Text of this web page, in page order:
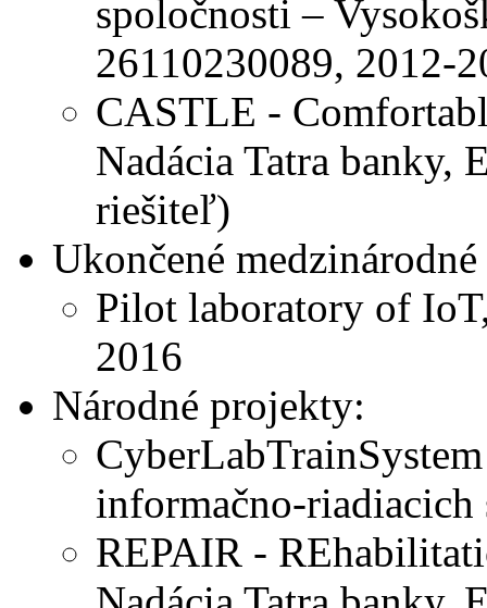
spoločnosti –
26110230089, 2012-
CASTLE -
Nadácia Tatra banky,
riešiteľ)
Ukončené
Pilot laboratory of
2016
Národné projekty:
informačno-
REPAIR -